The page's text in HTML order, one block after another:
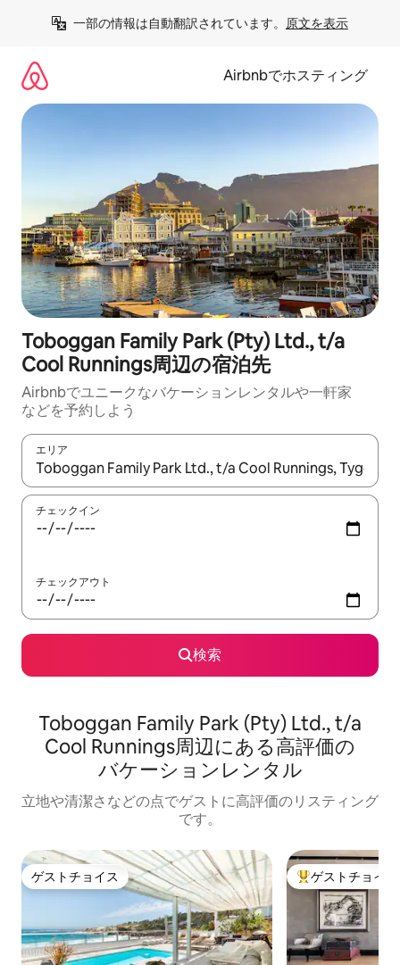
一部の情報は自動翻訳されています。 原文を表示
Airbnbでホスティング
Toboggan Family Park (Pty) Ltd., t/a
Cool Runnings⁠周⁠辺⁠の宿⁠泊⁠先
Airbnbでユニークなバ⁠ケ⁠ー⁠シ⁠ョ⁠ンレ⁠ン⁠タ⁠ルや一⁠軒⁠家
な⁠ど⁠を予⁠約⁠し⁠よ⁠う
エリア
検索結果が表示されたら、上下の矢印キーを使って移動するか
チェックイン
チェックアウト
検索
Toboggan Family Park (Pty) Ltd., t/a
Cool Runnings⁠周⁠辺⁠に⁠あ⁠る高⁠評⁠価⁠の
バ⁠ケ⁠ー⁠シ⁠ョ⁠ン⁠レ⁠ン⁠タ⁠ル
立地や清潔さなどの点でゲストに高評価のリスティング
です。
ゲストチョイス
ゲストチョイス 大好評のゲスト
ゲストチョイス